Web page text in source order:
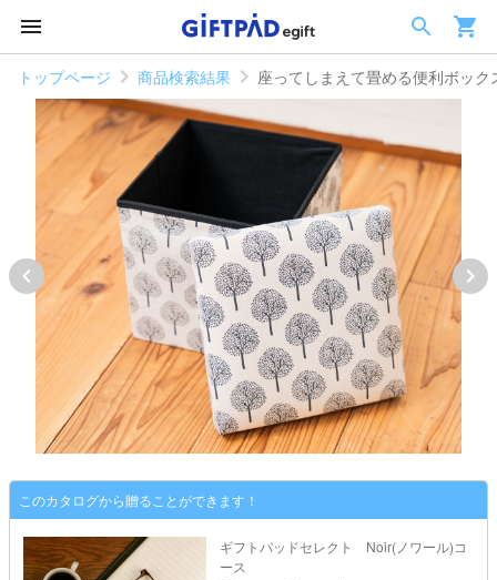
トップページ 商品検索結果 座ってしまえて畳める便利ボック
このカタログから贈ることができます！
ギフトパッドセレクト Noir(ノワール)コ
ース